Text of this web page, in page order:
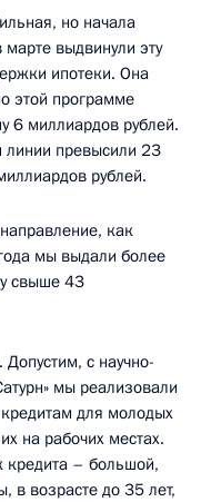
но начала
выдвинули эту
ипотеки. Она
этой программе
6 миллиардов рублей.
линии превысили 23
рублей.
как
мы выдали более
свыше 43
с научно-
мы реализовали
для молодых
на рабочих местах.
кредита – большой,
в возрасте до 35 лет,